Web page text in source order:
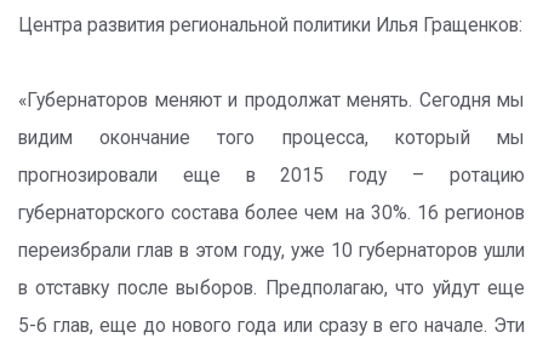
Центра развития региональной политики Илья Гращенков:
«Губернаторов меняют и продолжат менять. Сегодня мы
видим окончание того процесса, который мы
прогнозировали еще в 2015 году – ротацию
губернаторского состава более чем на 30%. 16 регионов
переизбрали глав в этом году, уже 10 губернаторов ушли
в отставку после выборов. Предполагаю, что уйдут еще
5-6 глав, еще до нового года или сразу в его начале. Эти